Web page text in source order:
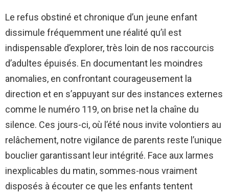
Le refus obstiné et chronique d’un jeune enfant
dissimule fréquemment une réalité qu’il est
indispensable d’explorer, très loin de nos raccourcis
d’adultes épuisés. En documentant les moindres
anomalies, en confrontant courageusement la
direction et en s’appuyant sur des instances externes
comme le numéro 119, on brise net la chaîne du
silence. Ces jours-ci, où l’été nous invite volontiers au
relâchement, notre vigilance de parents reste l’unique
bouclier garantissant leur intégrité. Face aux larmes
inexplicables du matin, sommes-nous vraiment
disposés à écouter ce que les enfants tentent